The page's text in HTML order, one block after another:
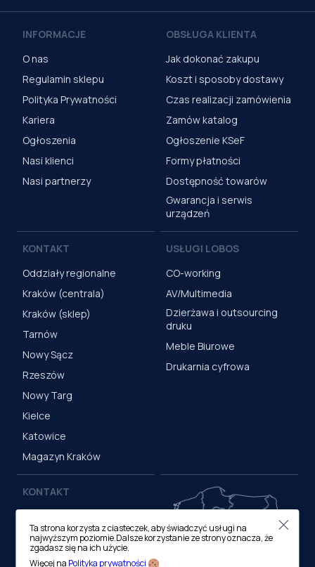
INFORMACJE
O nas
Regulamin sklepu
Polityka Prywatności
Kariera
Ogłoszenia
Nasi klienci
Nasi partnerzy
OBSŁUGA KLIENTA
Jak dokonać zakupu
Koszt i sposoby dostawy
Czas realizacji zamówienia
Zamów katalog
Ogłoszenie KSeF
Formy płatności
Dostępność towarów
Gwarancja i serwis
urządzeń
KONTAKT
Oddziały regionalne
Kraków (centrala)
Kraków (sklep)
Tarnów
Nowy Sącz
Rzeszów
Nowy Targ
Kielce
Katowice
Magazyn Kraków
USŁUGI LOBOS
CO-working
AV/Multimedia
Dzierżawa i outsourcing
druku
Meble Biurowe
Drukarnia cyfrowa
KONTAKT
ul. M. Medweckiego 17, 31-
870 Kraków
tel.:12 413 20 00
Ta strona korzysta z ciasteczek, aby świadczyć usługi na
najwyższym poziomie.Dalsze korzystanie ze strony oznacza, że
zgadasz się na ich użycie.
Więcej na Polityka prywatności